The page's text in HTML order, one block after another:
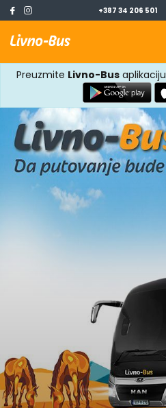
+387 34 206 501
Preuzmite Livno-Bus